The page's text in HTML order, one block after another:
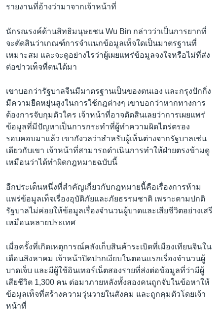
รายงานที่อ้างว่ามาจากเจ้าหน้าที่
นักรณรงค์ด้านสิทธิมนุษยชน Wu Bin กล่าวว่าเป็นการยากที่
จะตัดสินว่าเกณฑ์การจำแนกข้อมูลเท็จใดเป็นมาตรฐานที่
เหมาะสม และจะดูอย่างไรว่าผู้เผยแพร่ข้อมูลจงใจหรือไม่ที่ส่ง
ต่อข่าวเท็จที่ตนได้มา
เขาบอกว่ารัฐบาลจีนมีมาตรฐานเป็นของตนเอง และกรุงปักกิ่ง
มีความยืดหยุ่นสูงในการใช้กฎต่างๆ เขาบอกว่าหากทางการ
ต้องการจับกุมตัวใคร เจ้าหน้าที่อาจตัดสินเลยว่าการเผยแพร่
ข้อมูลที่มีปัญหาเป็นการกระทำที่ผู้ทำความผิดไตร่ตรอง
รอบคอบมาแล้ว เขากังวลว่าสำหรับผู้เห็นต่างจากรัฐบาลเช่น
เดียวกับเขา เจ้าหน้าที่สามารถดำเนินการทำให้ฝ่ายตรงข้ามดู
เหมือนว่าได้ทำผิดกฎหมายฉบับนี้
อีกประเด็นหนึ่งที่สำคัญเกี่ยวกับกฎหมายนี้คือเรื่องการห้าม
แพร่ข้อมูลเท็จเรื่องอุบัติภัยและภัยธรรมชาติ เพราะตามปกติ
รัฐบาลไม่ค่อยให้ข้อมูลเรื่องจำนวนผู้บาดและเสียชีวิตอย่างเสรี
เหมือนหลายประเทศ
เมื่อครั้งที่เกิดเหตุการณ์คลังเก็บสินค้าระเบิดที่เมืองเทียนจินใน
เดือนสิงหาคม เจ้าหน้าปิดปากเงียบในตอนแรกเรื่องจำนวนผู้
บาดเจ็บ และมีผู้ใช้อินเทอร์เน็ตสองรายที่ส่งต่อข้อมูลที่ว่ามีผู้
เสียชีวิต 1,300 คน ต่อมาภายหลังทั้งสองคนถูกจับในข้อหาให้
ข้อมูลเท็จที่สร้างความวุ่นวายในสังคม และถูกคุมตัวโดยเจ้า
หน้าที่